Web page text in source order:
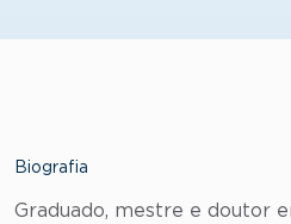
Biografia
Graduado, mestre e doutor